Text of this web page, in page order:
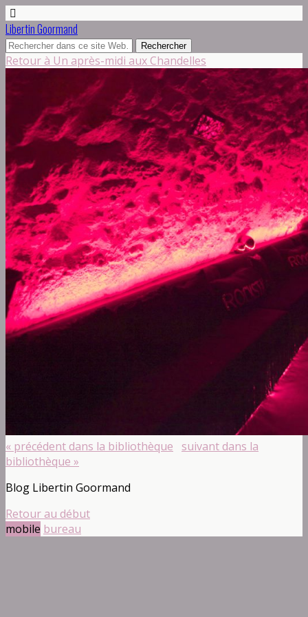
Libertin Goormand
Retour à Un après-midi aux Chandelles
« précédent dans la bibliothèque
suivant dans la
bibliothèque »
Blog Libertin Goormand
Retour au début
mobile bureau